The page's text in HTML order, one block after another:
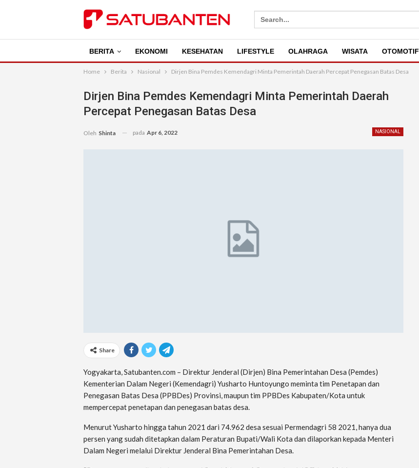
Search
for:
BERITA EKONOMI KESEHATAN LIFESTYLE OLAHRAGA WISATA OTOMOTIF
Home Berita Nasional Dirjen Bina Pemdes Kemendagri Minta Pemerintah Daerah Percepat Penegasan Batas Desa
Dirjen Bina Pemdes Kemendagri Minta Pemerintah Daerah
Percepat Penegasan Batas Desa
NASIONAL
Oleh Shinta pada Apr 6, 2022
Share
Yogyakarta, Satubanten.com – Direktur Jenderal (Dirjen) Bina Pemerintahan Desa (Pemdes)
Kementerian Dalam Negeri (Kemendagri) Yusharto Huntoyungo meminta tim Penetapan dan
Penegasan Batas Desa (PPBDes) Provinsi, maupun tim PPBDes Kabupaten/Kota untuk
mempercepat penetapan dan penegasan batas desa.
Menurut Yusharto hingga tahun 2021 dari 74.962 desa sesuai Permendagri 58 2021, hanya dua
persen yang sudah ditetapkan dalam Peraturan Bupati/Wali Kota dan dilaporkan kepada Menteri
Dalam Negeri melalui Direktur Jenderal Bina Pemerintahan Desa.